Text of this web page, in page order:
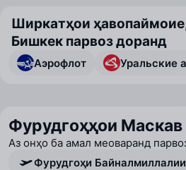
Ширкатҳои
Бишкек парвоз доранд
Аэрофлот Уральские
Фурудгоҳҳои Маскав
Аз онҳо ба амал меоваранд
Фурудгоҳи